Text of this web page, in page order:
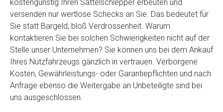
kostengünstig Ihren Sattelschlepper erbeuten und
versenden nur wertlose Schecks an Sie. Das bedeutet für
Sie statt Bargeld, bloß Verdrossenheit. Warum
kontaktieren Sie bei solchen Schwierigkeiten nicht auf der
Stelle unser Unternehmen? Sie können uns bei dem Ankauf
Ihres Nutzfahrzeugs gänzlich in vertrauen. Verborgene
Kosten, Gewährleistungs- oder Garantiepflichten und nach
Anfrage ebenso die Weitergabe an Unbeteiligte sind bei
uns ausgeschlossen.